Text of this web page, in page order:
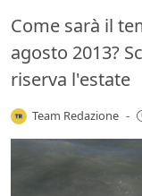
Come sarà il
agosto 2013?
riserva l'estate
Team Redazione -